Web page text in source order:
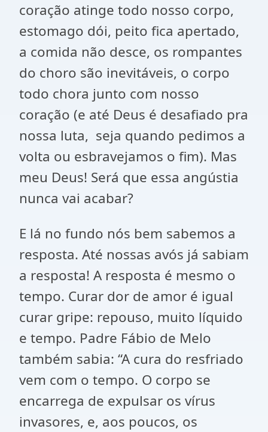
coração atinge todo nosso corpo,
estomago dói, peito fica apertado,
a comida não desce, os rompantes
do choro são inevitáveis, o corpo
todo chora junto com nosso
coração (e até Deus é desafiado pra
nossa luta, seja quando pedimos a
volta ou esbravejamos o fim). Mas
meu Deus! Será que essa angústia
nunca vai acabar?
E lá no fundo nós bem sabemos a
resposta. Até nossas avós já sabiam
a resposta! A resposta é mesmo o
tempo. Curar dor de amor é igual
curar gripe: repouso, muito líquido
e tempo. Padre Fábio de Melo
também sabia: “A cura do resfriado
vem com o tempo. O corpo se
encarrega de expulsar os vírus
invasores, e, aos poucos, os